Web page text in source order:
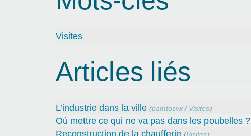
Visites
Articles liés
L’industrie dans la ville (pamtosvx/ Visites)
Où mettre ce qui ne va pas dans les poubelles ?